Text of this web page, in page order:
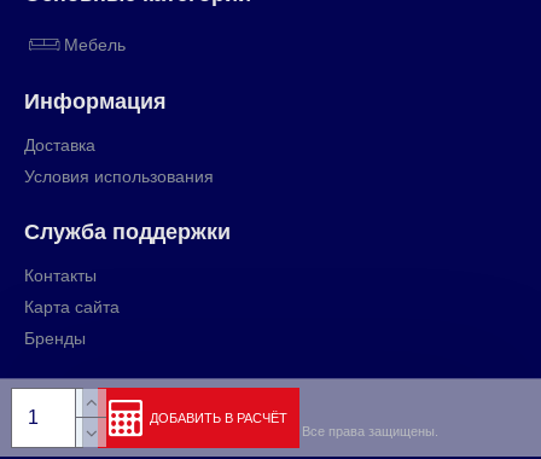
ДОБАВИТЬ В РАСЧЁТ
Мебель
Информация
Доставка
Условия использования
Служба поддержки
Контакты
Карта сайта
Бренды
Copyright © 2009-2024, rihut.org, Все права защищены.